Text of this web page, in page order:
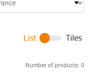
Number of products: 0
List Tiles